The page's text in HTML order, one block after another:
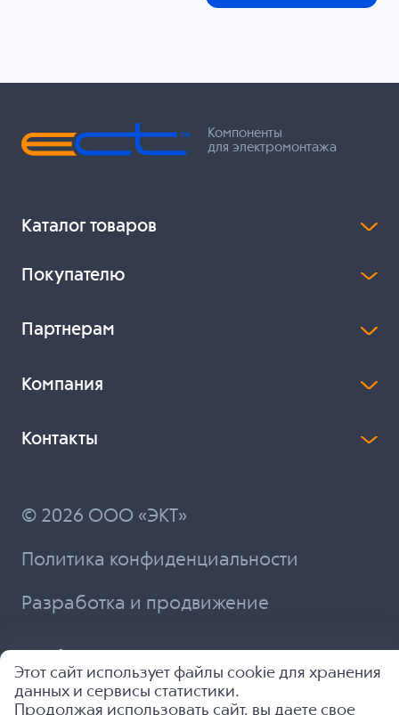
Компоненты
для электромонтажа
Каталог товаров
Покупателю
Партнерам
Компания
Контакты
© 2026 ООО «ЭКТ»
Политика конфиденциальности
Разработка и продвижение
Этот сайт использует файлы cookie для хранения
данных и сервисы статистики.
Продолжая использовать сайт, вы даете свое